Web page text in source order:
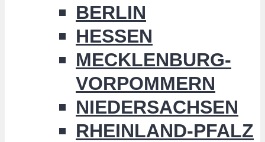
BERLIN
HESSEN
MECKLENBURG-
VORPOMMERN
NIEDERSACHSEN
RHEINLAND-PFALZ